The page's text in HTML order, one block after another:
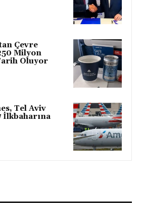
Çevre
Milyon
Oluyor
Tel Aviv
İlkbaharına